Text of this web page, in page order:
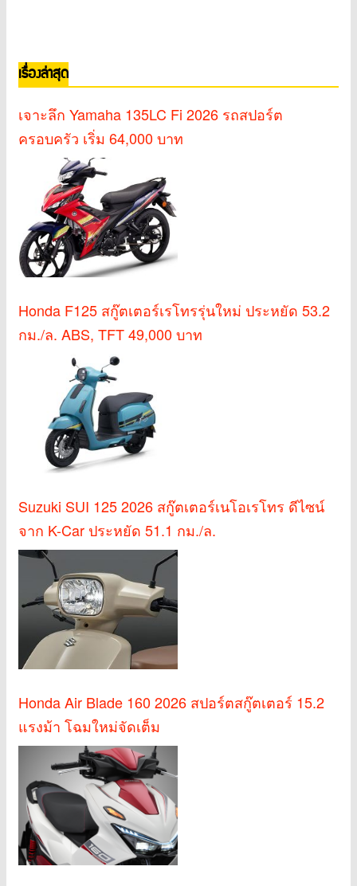
เรื่องล่าสุด
เจาะลึก Yamaha 135LC Fi 2026 รถสปอร์ต
ครอบครัว เริ่ม 64,000 บาท
Honda F125 สกู๊ตเตอร์เรโทรรุ่นใหม่ ประหยัด 53.2
กม./ล. ABS, TFT 49,000 บาท
Suzuki SUI 125 2026 สกู๊ตเตอร์เนโอเรโทร ดีไซน์
จาก K-Car ประหยัด 51.1 กม./ล.
Honda Air Blade 160 2026 สปอร์ตสกู๊ตเตอร์ 15.2
แรงม้า โฉมใหม่จัดเต็ม